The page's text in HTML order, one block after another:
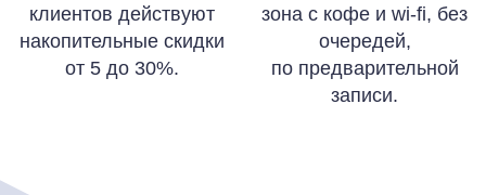
клиентов действуют
накопительные скидки
от 5 до 30%.
зона с кофе и wi-fi, без
очередей,
по предварительной
записи.